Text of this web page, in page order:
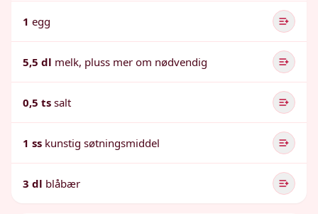
1 egg
5,5 dl melk, pluss mer om nødvendig
0,5 ts salt
1 ss kunstig søtningsmiddel
3 dl blåbær